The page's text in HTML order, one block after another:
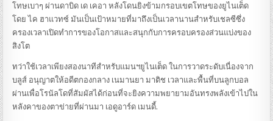
โทษเบาๆ ผ่านดาบิด เด เคอา หลังโดนยิงข้ามกรอบเขตโทษของยูไนเต็ด
โดย ไค ฮาแวทซ์ มันเป็นเป้าหมายที่มาถึงเป็นเวลานานสำหรับเชลซีซึ่ง
ครองเวลาเปิดทำการของโอกาสและสนุกกับการครอบครองส่วนแบ่งของ
สิงโต
ทว่าใช้เวลาเพียงสองนาทีสำหรับแมนฯยูไนเต็ด ในการวาดระดับเนื่องจาก
บลูส์ อนุญาตให้อดีตกองกลาง เนมานยา มาติช เวลาและพื้นที่บนลูกบอล
ผ่านเพื่อโรนัลโดที่สัมผัสได้ก่อนที่จะยิงความพยายามอันทรงพลังเข้าไปใน
หลังคาของตาข่ายที่ผ่านมา เอดูอาร์ด เมนดี้.